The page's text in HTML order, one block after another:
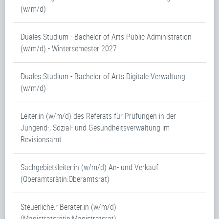
(w/m/d)
Duales Studium - Bachelor of Arts Public Administration
(w/m/d) - Wintersemester 2027
Duales Studium - Bachelor of Arts Digitale Verwaltung
(w/m/d)
Leiter:in (w/m/d) des Referats für Prüfungen in der
Jungend-, Sozial- und Gesundheitsverwaltung im
Revisionsamt
Sachgebietsleiter:in (w/m/d) An- und Verkauf
(Oberamtsrätin:Oberamtsrat)
Steuerliche:r Berater:in (w/m/d)